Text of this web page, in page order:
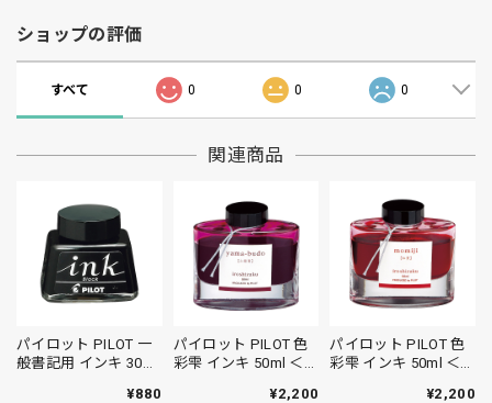
ショップの評価
すべて 0 0 0
関連商品
パイロット PILOT 一
般書記用 インキ 30ml
¥880
パイロット PILOT 色
彩雫 インキ 50ml ＜ヤ
¥2,200
パイロット PILOT 色
彩雫 インキ 50ml ＜モ
¥2,200